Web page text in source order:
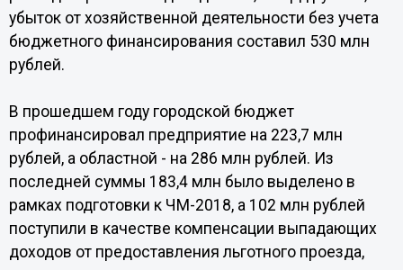
убыток от хозяйственной деятельности без учета
бюджетного финансирования составил 530 млн
рублей.
В прошедшем году городской бюджет
профинансировал предприятие на 223,7 млн
рублей, а областной - на 286 млн рублей. Из
последней суммы 183,4 млн было выделено в
рамках подготовки к ЧМ-2018, а 102 млн рублей
поступили в качестве компенсации выпадающих
доходов от предоставления льготного проезда,